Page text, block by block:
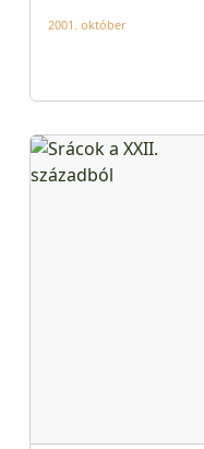
2001. október